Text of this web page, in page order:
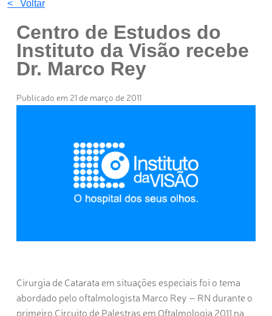
< Voltar
Centro de Estudos do
Instituto da Visão recebe
Dr. Marco Rey
Publicado em 21 de março de 2011
Cirurgia de Catarata em situações especiais foi o tema
abordado pelo oftalmologista Marco Rey – RN durante o
primeiro Circuito de Palestras em Oftalmologia 2011 na